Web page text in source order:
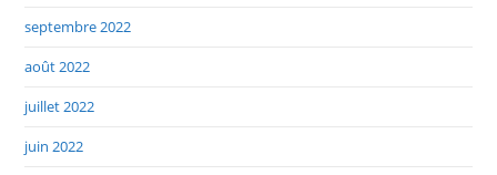
septembre 2022
août 2022
juillet 2022
juin 2022